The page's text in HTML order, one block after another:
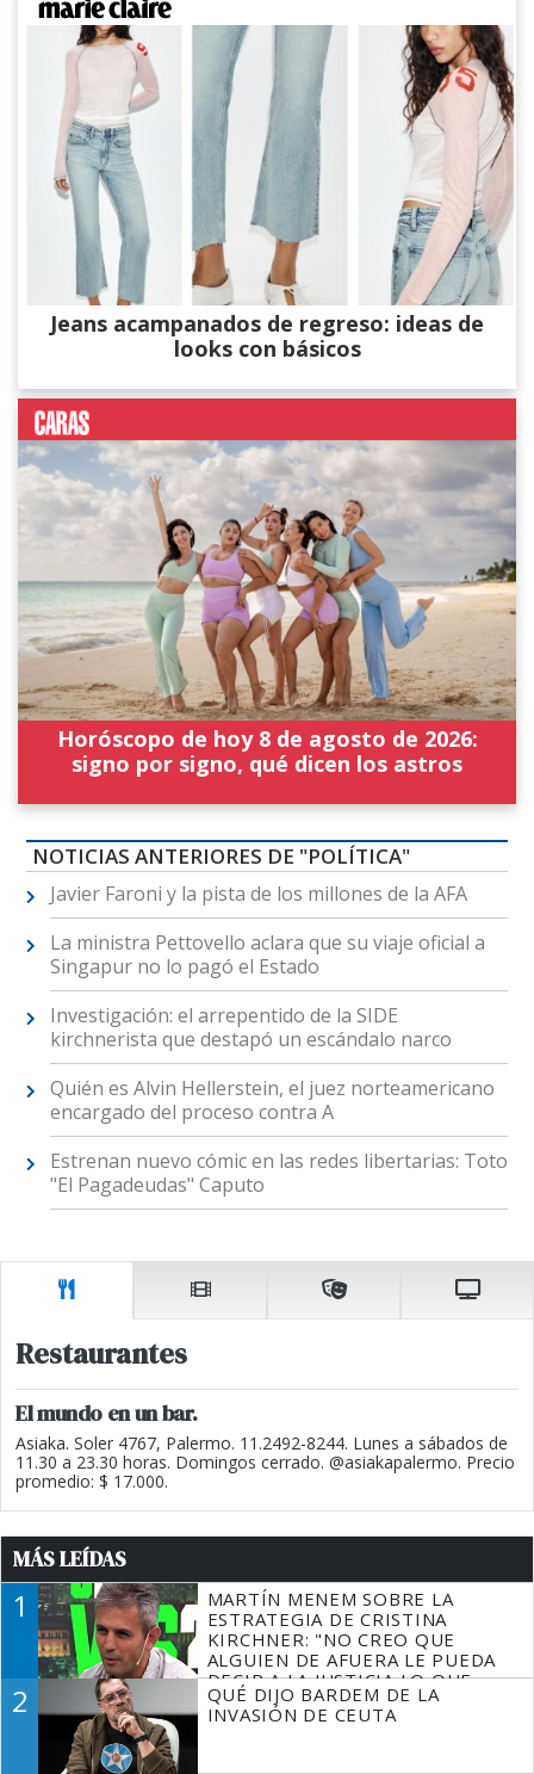
Jeans acampanados de regreso: ideas de
looks con básicos
Horóscopo de hoy 8 de agosto de 2026:
signo por signo, qué dicen los astros
NOTICIAS ANTERIORES DE "POLÍTICA"
Javier Faroni y la pista de los millones de la AFA
La ministra Pettovello aclara que su viaje oficial a
Singapur no lo pagó el Estado
Investigación: el arrepentido de la SIDE
kirchnerista que destapó un escándalo narco
Quién es Alvin Hellerstein, el juez norteamericano
encargado del proceso contra A
Estrenan nuevo cómic en las redes libertarias: Toto
"El Pagadeudas" Caputo
Restaurantes
El mundo en un bar.
Asiaka. Soler 4767, Palermo. 11.2492-8244. Lunes a sábados de
11.30 a 23.30 horas. Domingos cerrado. @asiakapalermo. Precio
promedio: $ 17.000.
MÁS LEÍDAS
1
MARTÍN MENEM SOBRE LA
ESTRATEGIA DE CRISTINA
KIRCHNER: "NO CREO QUE
ALGUIEN DE AFUERA LE PUEDA
DECIR A LA JUSTICIA LO QUE
TIENE QUE HACER"
2
QUÉ DIJO BARDEM DE LA
INVASIÓN DE CEUTA